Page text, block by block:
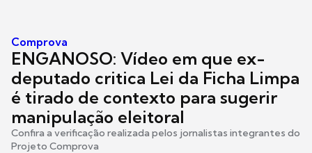
Comprova
ENGANOSO: Vídeo em que ex-
deputado critica Lei da Ficha Limpa
é tirado de contexto para sugerir
manipulação eleitoral
Confira a verificação realizada pelos jornalistas integrantes do
Projeto Comprova